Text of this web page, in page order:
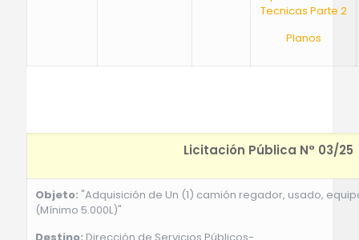
Tecnicas Parte 2
Planos
Licitación Pública N° 03/25
Objeto: "Adquisición de Un (1) camión regador, usado,
(Mínimo 5.000L)"